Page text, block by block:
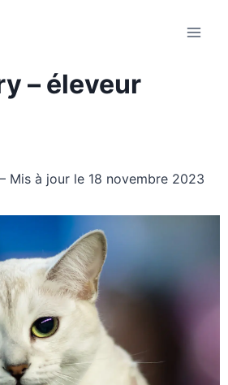
– éleveur
– Mis à jour le 18 novembre 2023